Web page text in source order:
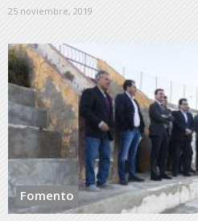
25 noviembre, 2019
Fomento